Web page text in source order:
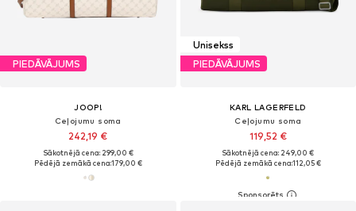
PIEDĀVĀJUMS
JOOP!
Ceļojumu soma
242,19 €
Sākotnējā cena: 299,00 €
Pēdējā zemākā cena:179,00 €
Unisekss
PIEDĀVĀJUMS
KARL LAGERFELD
Ceļojumu soma
119,52 €
Sākotnējā cena: 249,00 €
Pēdējā zemākā cena:112,05 €